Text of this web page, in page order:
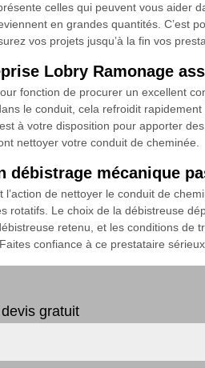
celles qui peuvent vous aider
en grandes quantités. C’est
vos projets jusqu’à la fin vos
Lobry Ramonage
fonction de procurer un excellent
le conduit, cela refroidit
à votre disposition pour apporter
nettoyer votre conduit de cheminée.
débistrage mécanique
l’action de nettoyer le conduit de
rotatifs. Le choix de la débistreuse
retenu, et les conditions de
confiance à ce prestataire sérieux.
gratuit